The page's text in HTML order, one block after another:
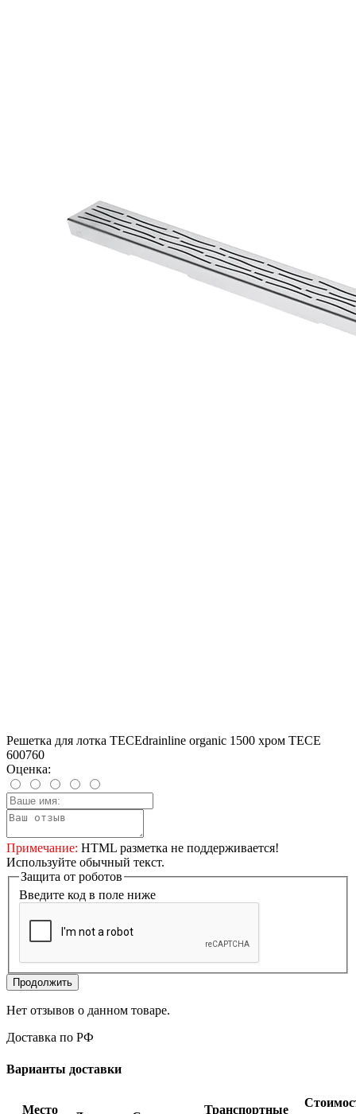
Решетка для лотка TECEdrainline organic 1500 хром TECE
600760
Оценка:
Примечание: HTML разметка не поддерживается!
Используйте обычный текст.
Защита от роботов
Введите код в поле ниже
Продолжить
Нет отзывов о данном товаре.
Доставка по РФ
Варианты доставки
Место Транспортные